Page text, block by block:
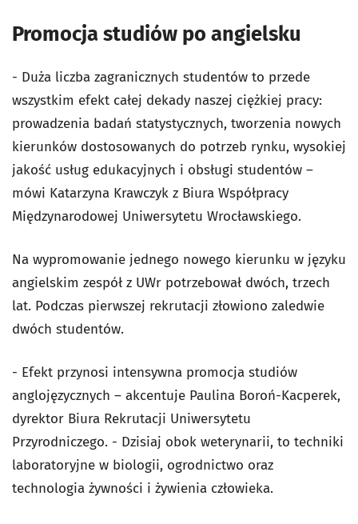
Promocja studiów po angielsku
- Duża liczba zagranicznych studentów to przede
wszystkim efekt całej dekady naszej ciężkiej pracy:
prowadzenia badań statystycznych, tworzenia nowych
kierunków dostosowanych do potrzeb rynku, wysokiej
jakość usług edukacyjnych i obsługi studentów –
mówi Katarzyna Krawczyk z Biura Współpracy
Międzynarodowej Uniwersytetu Wrocławskiego.
Na wypromowanie jednego nowego kierunku w języku
angielskim zespół z UWr potrzebował dwóch, trzech
lat. Podczas pierwszej rekrutacji złowiono zaledwie
dwóch studentów.
- Efekt przynosi intensywna promocja studiów
anglojęzycznych – akcentuje Paulina Boroń-Kacperek,
dyrektor Biura Rekrutacji Uniwersytetu
Przyrodniczego. - Dzisiaj obok weterynarii, to techniki
laboratoryjne w biologii, ogrodnictwo oraz
technologia żywności i żywienia człowieka.